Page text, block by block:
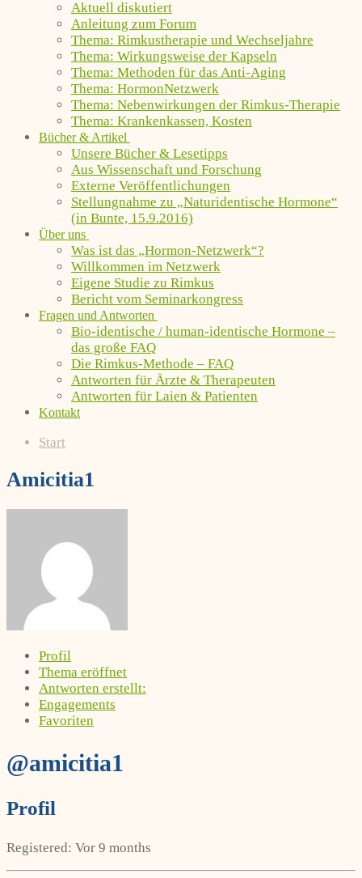
Aktuell diskutiert
Anleitung zum Forum
Thema: Rimkustherapie und Wechseljahre
Thema: Wirkungsweise der Kapseln
Thema: Methoden für das Anti-Aging
Thema: HormonNetzwerk
Thema: Nebenwirkungen der Rimkus-Therapie
Thema: Krankenkassen, Kosten
Bücher & Artikel
Unsere Bücher & Lesetipps
Aus Wissenschaft und Forschung
Externe Veröffentlichungen
Stellungnahme zu „Naturidentische Hormone“
(in Bunte, 15.9.2016)
Über uns
Was ist das „Hormon-Netzwerk“?
Willkommen im Netzwerk
Eigene Studie zu Rimkus
Bericht vom Seminarkongress
Fragen und Antworten
Bio-identische / human-identische Hormone –
das große FAQ
Die Rimkus-Methode – FAQ
Antworten für Ärzte & Therapeuten
Antworten für Laien & Patienten
Kontakt
Start
Amicitia1
Profil
Thema eröffnet
Antworten erstellt:
Engagements
Favoriten
@amicitia1
Profil
Registered: Vor 9 months